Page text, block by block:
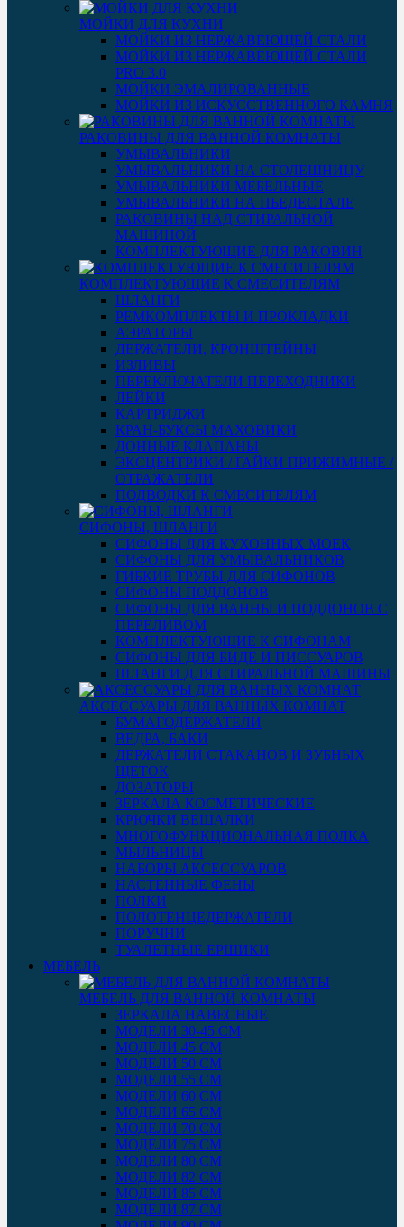
МОЙКИ ДЛЯ КУХНИ
МОЙКИ ИЗ НЕРЖАВЕЮЩЕЙ СТАЛИ
МОЙКИ ИЗ НЕРЖАВЕЮЩЕЙ СТАЛИ
PRO 3.0
МОЙКИ ЭМАЛИРОВАННЫЕ
МОЙКИ ИЗ ИСКУССТВЕННОГО КАМНЯ
РАКОВИНЫ ДЛЯ ВАННОЙ КОМНАТЫ
УМЫВАЛЬНИКИ
УМЫВАЛЬНИКИ НА СТОЛЕШНИЦУ
УМЫВАЛЬНИКИ МЕБЕЛЬНЫЕ
УМЫВАЛЬНИКИ НА ПЬЕДЕСТАЛЕ
РАКОВИНЫ НАД СТИРАЛЬНОЙ
МАШИНОЙ
КОМПЛЕКТУЮЩИЕ ДЛЯ РАКОВИН
КОМПЛЕКТУЮЩИЕ К СМЕСИТЕЛЯМ
ШЛАНГИ
РЕМКОМПЛЕКТЫ И ПРОКЛАДКИ
АЭРАТОРЫ
ДЕРЖАТЕЛИ, КРОНШТЕЙНЫ
ИЗЛИВЫ
ПЕРЕКЛЮЧАТЕЛИ ПЕРЕХОДНИКИ
ЛЕЙКИ
КАРТРИДЖИ
КРАН-БУКСЫ МАХОВИКИ
ДОННЫЕ КЛАПАНЫ
ЭКСЦЕНТРИКИ / ГАЙКИ ПРИЖИМНЫЕ /
ОТРАЖАТЕЛИ
ПОДВОДКИ К СМЕСИТЕЛЯМ
СИФОНЫ, ШЛАНГИ
СИФОНЫ ДЛЯ КУХОННЫХ МОЕК
СИФОНЫ ДЛЯ УМЫВАЛЬНИКОВ
ГИБКИЕ ТРУБЫ ДЛЯ СИФОНОВ
СИФОНЫ ПОДДОНОВ
СИФОНЫ ДЛЯ ВАННЫ И ПОДДОНОВ С
ПЕРЕЛИВОМ
КОМПЛЕКТУЮЩИЕ К СИФОНАМ
СИФОНЫ ДЛЯ БИДЕ И ПИССУАРОВ
ШЛАНГИ ДЛЯ СТИРАЛЬНОЙ МАШИНЫ
АКСЕССУАРЫ ДЛЯ ВАННЫХ КОМНАТ
БУМАГОДЕРЖАТЕЛИ
ВЕДРА, БАКИ
ДЕРЖАТЕЛИ СТАКАНОВ И ЗУБНЫХ
ЩЕТОК
ДОЗАТОРЫ
ЗЕРКАЛА КОСМЕТИЧЕСКИЕ
КРЮЧКИ ВЕШАЛКИ
МНОГОФУНКЦИОНАЛЬНАЯ ПОЛКА
МЫЛЬНИЦЫ
НАБОРЫ АКСЕССУАРОВ
НАСТЕННЫЕ ФЕНЫ
ПОЛКИ
ПОЛОТЕНЦЕДЕРЖАТЕЛИ
ПОРУЧНИ
ТУАЛЕТНЫЕ ЕРШИКИ
МЕБЕЛЬ
МЕБЕЛЬ ДЛЯ ВАННОЙ КОМНАТЫ
ЗЕРКАЛА НАВЕСНЫЕ
МОДЕЛИ 30-45 СМ
МОДЕЛИ 45 СМ
МОДЕЛИ 50 СМ
МОДЕЛИ 55 СМ
МОДЕЛИ 60 СМ
МОДЕЛИ 65 СМ
МОДЕЛИ 70 СМ
МОДЕЛИ 75 СМ
МОДЕЛИ 80 СМ
МОДЕЛИ 82 СМ
МОДЕЛИ 85 СМ
МОДЕЛИ 87 СМ